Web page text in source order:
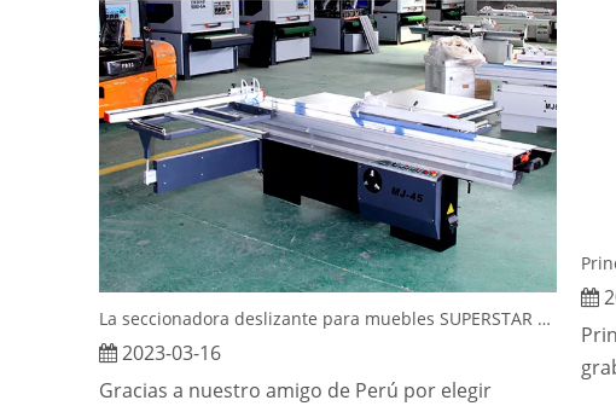
La seccionadora deslizante para muebles SUPERSTAR MJ45 se enviará a Perú
2023-03-16
Gracias a nuestro amigo de Perú por elegir